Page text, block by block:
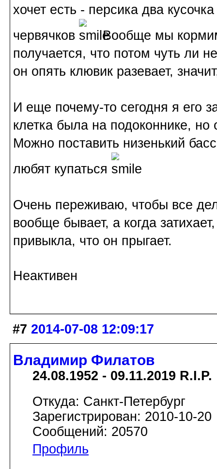
хочет есть - персика два
червячков
Вообще мы
получается, что потом чуть ли
он опять клювик разевает,
И еще почему-то сегодня я его
клетка была на подоконнике,
Можно поставить низенький
любят купаться
Очень переживаю, чтобы все
вообще бывает, а когда
привыкла, что он прыгает.
Неактивен
#7 2014-07-08 12:09:17
Владимир Филатов
24.08.1952 - 09.11.2019 R.I.P.
Откуда: Санкт-Петербург
Зарегистрирован: 2010-10-20
Сообщений: 20570
Профиль